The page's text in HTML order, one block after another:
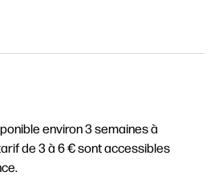
environ 3 semaines à
de 3 à 6 € sont accessibles